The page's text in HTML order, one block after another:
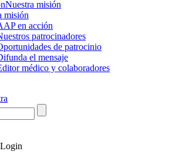
Nuestra misión
misión
en acción
patrocinadores
de patrocinio
el mensaje
médico y colaboradores